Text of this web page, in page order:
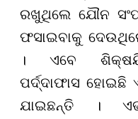
ରଖୁଥିଲେ ଯୌନ
ଫସାଇବାକୁ
। ଏବେ
ପର୍ଦ୍ଦାଫାସ
ଯାଇଛନ୍ତି ।